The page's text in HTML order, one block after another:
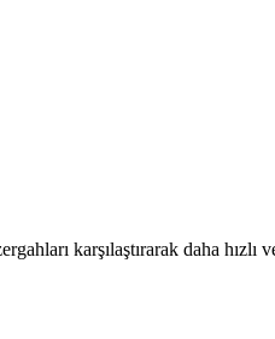
karşılaştırarak daha hızlı